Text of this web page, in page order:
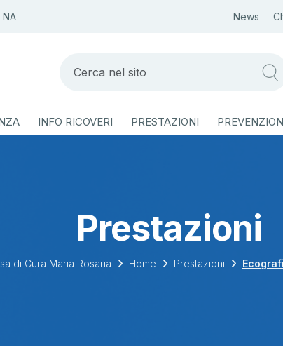
News
INFO RICOVERI PRESTAZIONI
Prestazioni
di Cura Maria Rosaria Home Prestazioni